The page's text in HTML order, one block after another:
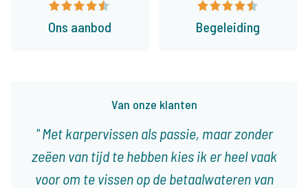
Van onze klanten
Met karpervissen als passie, maar zonder
zeëen van tijd te hebben kies ik er heel vaak
voor om te vissen op de betaalwateren van
Ons aanbod Begeleiding